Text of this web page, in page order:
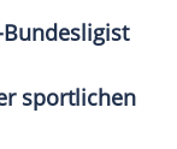
sportlichen